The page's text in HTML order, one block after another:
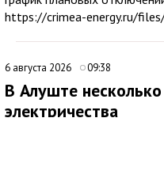
https://crimea-energy.ru/
6 августа 2026 09:38
В Алуште
электричества